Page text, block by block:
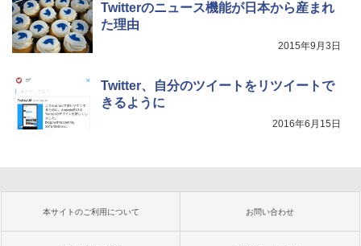
Twitterのニュース機能が日本から産まれ
た理由
2015年9月3日
Twitter、自分のツイートをリツイートで
きるように
2016年6月15日
本サイトのご利用について お問い合わせ